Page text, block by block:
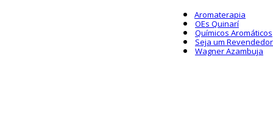
Aromaterapia
OEs Quinarí
Químicos Aromáticos
Seja um Revendedor
Wagner Azambuja